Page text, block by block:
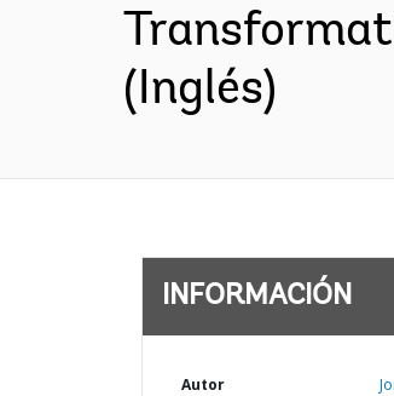
(Inglés)
INFORMACIÓN
Autor